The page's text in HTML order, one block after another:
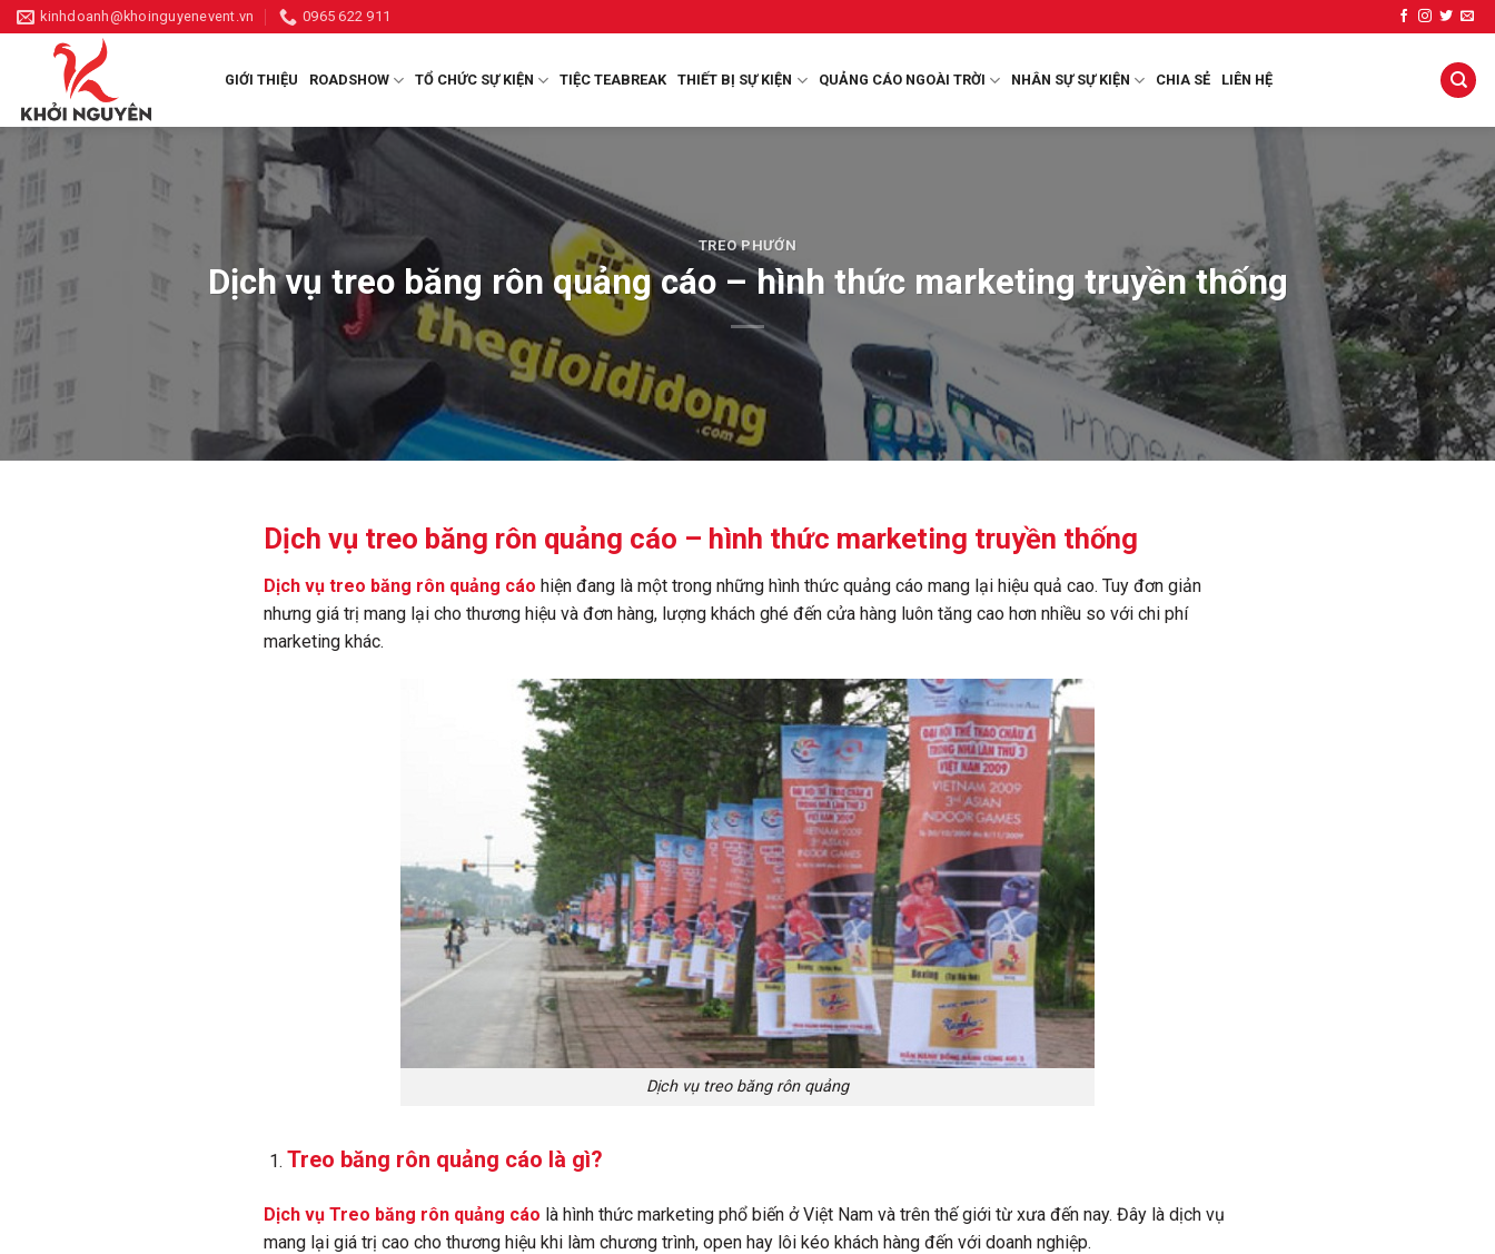
Skip
to
kinhdoanh@khoinguyenevent.vn 0965 622 911
GIỚI THIỆU ROADSHOW TỔ CHỨC SỰ KIỆN TIỆC TEABREAK THIẾT BỊ SỰ KIỆN QUẢNG CÁO NGOÀI TRỜI NHÂN SỰ SỰ KIỆN CHIA SẺ LIÊN HỆ
TREO PHƯỚN
Dịch vụ treo băng rôn quảng cáo – hình thức marketing truyền thống
Dịch vụ treo băng rôn quảng cáo – hình thức marketing truyền thống
Dịch vụ treo băng rôn quảng cáo hiện đang là một trong những hình thức quảng cáo mang lại hiệu quả cao. Tuy đơn giản
nhưng giá trị mang lại cho thương hiệu và đơn hàng, lượng khách ghé đến cửa hàng luôn tăng cao hơn nhiều so với chi phí
marketing khác.
Dịch vụ treo băng rôn quảng
Treo băng rôn quảng cáo là gì?
Dịch vụ Treo băng rôn quảng cáo là hình thức marketing phổ biến ở Việt Nam và trên thế giới từ xưa đến nay. Đây là dịch vụ
mang lại giá trị cao cho thương hiệu khi làm chương trình, open hay lôi kéo khách hàng đến với doanh nghiệp.